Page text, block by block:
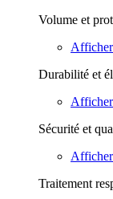
Volume et
Durabilité et
Sécurité et
Traitement